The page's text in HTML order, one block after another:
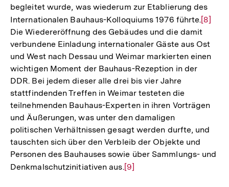
begleitet wurde, was wiederum zur Etablierung des
Internationalen Bauhaus-Kolloquiums 1976 führte.Zur
der
[8]
Die Wiedereröffnung des Gebäudes und die damit
verbundene Einladung internationaler Gäste aus Ost
und West nach Dessau und Weimar markierten einen
wichtigen Moment der Bauhaus-Rezeption in der
DDR. Bei jedem dieser alle drei bis vier Jahre
stattfindenden Treffen in Weimar testeten die
teilnehmenden Bauhaus-Experten in ihren Vorträgen
und Äußerungen, was unter den damaligen
politischen Verhältnissen gesagt werden durfte, und
tauschten sich über den Verbleib der Objekte und
Personen des Bauhauses sowie über Sammlungs- und
Denkmalschutzinitiativen aus.Zur
[9]